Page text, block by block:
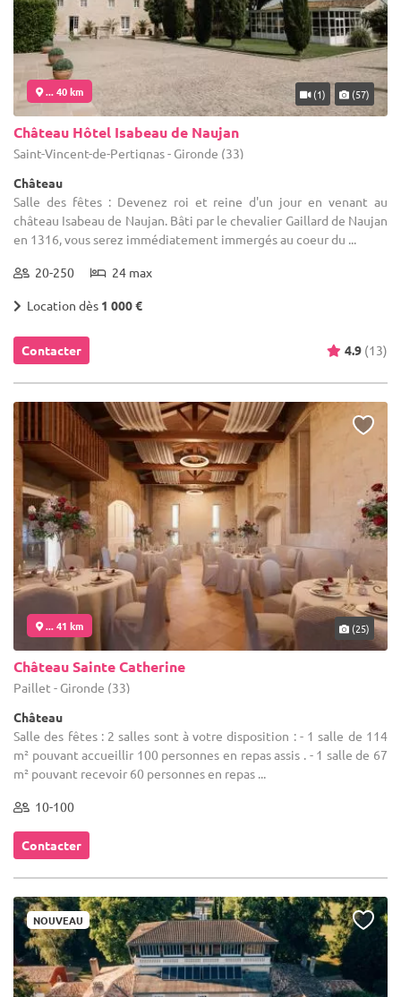
... 40 km (1) (57)
Château Hôtel Isabeau de Naujan
Saint-Vincent-de-Pertignas - Gironde (33)
Château
Salle des fêtes : Devenez roi et reine d'un jour en venant au
château Isabeau de Naujan. Bâti par le chevalier Gaillard de Naujan
en 1316, vous serez immédiatement immergés au coeur du ...
20-250 24 max
Location dès 1 000 €
Contacter 4.9 (13)
... 41 km (25)
Château Sainte Catherine
Paillet - Gironde (33)
Château
Salle des fêtes : 2 salles sont à votre disposition : - 1 salle de 114
m² pouvant accueillir 100 personnes en repas assis . - 1 salle de 67
m² pouvant recevoir 60 personnes en repas ...
10-100
Contacter
NOUVEAU